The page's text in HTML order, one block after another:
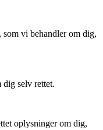
vi behandler om dig,
selv rettet.
oplysninger om dig,